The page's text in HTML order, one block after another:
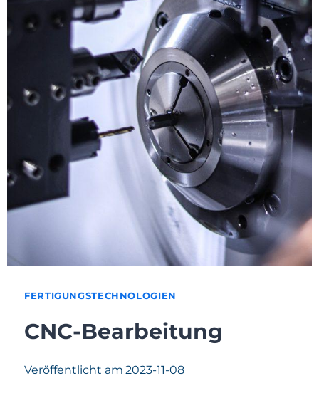
FERTIGUNGSTECHNOLOGIEN
CNC-Bearbeitung
Veröffentlicht am 2023-11-08